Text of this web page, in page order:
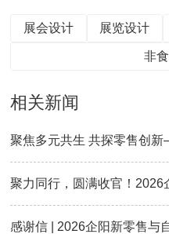
展会设计 展览设计
非
相关新闻